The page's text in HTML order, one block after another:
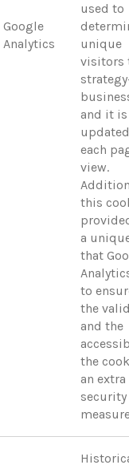
Google
Analytics
used to
unique
visitors
and it is
each
view.
this
a
that
to
the
and the
the
an extra
security